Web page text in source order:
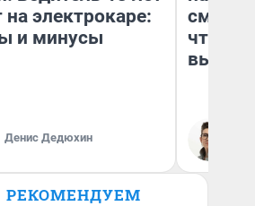
на электрокаре:
и минусы
Денис Дедюхин
чтобы
РЕКОМЕНДУЕМ